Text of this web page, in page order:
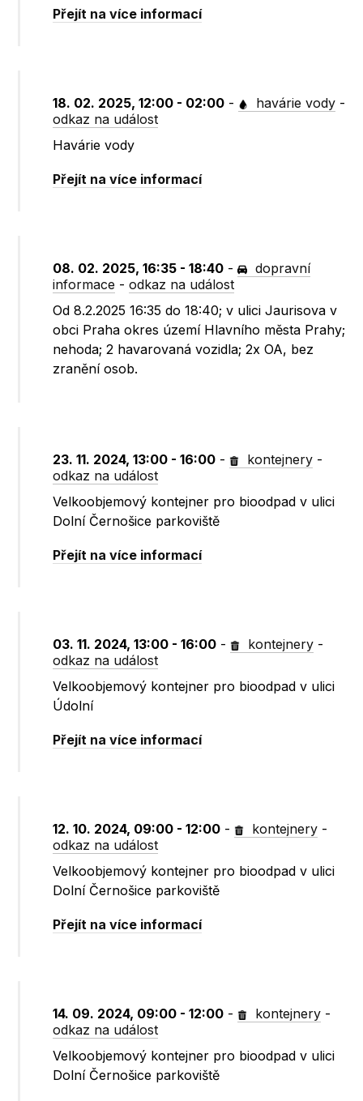
Přejít na více informací
18. 02. 2025, 12:00 - 02:00 - havárie vody -
odkaz na událost
Havárie vody
Přejít na více informací
08. 02. 2025, 16:35 - 18:40 -
dopravní
informace -odkaz na událost
Od 8.2.2025 16:35 do 18:40; v ulici Jaurisova v
obci Praha okres území Hlavního města Prahy;
nehoda; 2 havarovaná vozidla; 2x OA, bez
zranění osob.
23. 11. 2024, 13:00 - 16:00 - kontejnery -
odkaz na událost
Velkoobjemový kontejner pro bioodpad v ulici
Dolní Černošice parkoviště
Přejít na více informací
03. 11. 2024, 13:00 - 16:00 - kontejnery -
odkaz na událost
Velkoobjemový kontejner pro bioodpad v ulici
Údolní
Přejít na více informací
12. 10. 2024, 09:00 - 12:00 - kontejnery -
odkaz na událost
Velkoobjemový kontejner pro bioodpad v ulici
Dolní Černošice parkoviště
Přejít na více informací
14. 09. 2024, 09:00 - 12:00 - kontejnery -
odkaz na událost
Velkoobjemový kontejner pro bioodpad v ulici
Dolní Černošice parkoviště